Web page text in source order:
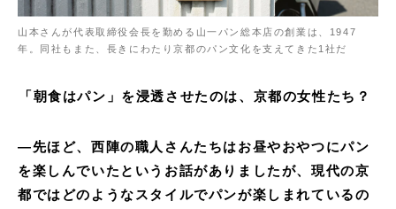
山本さんが代表取締役会長を勤める山一パン総本店の創業は、1947
年。同社もまた、長きにわたり京都のパン文化を支えてきた1社だ
「朝食はパン」を浸透させたのは、京都の女性たち？
—先ほど、西陣の職人さんたちはお昼やおやつにパン
を楽しんでいたというお話がありましたが、現代の京
都ではどのようなスタイルでパンが楽しまれているの